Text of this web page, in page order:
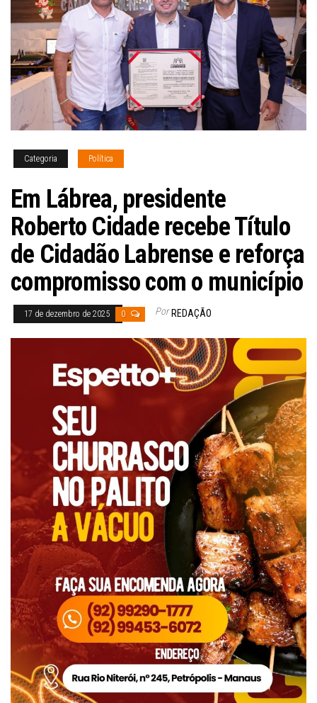
Categoria Política
Em Lábrea, presidente
Roberto Cidade recebe Título
de Cidadão Labrense e reforça
compromisso com o município
17 de dezembro de 2025 0 Por REDAÇÃO